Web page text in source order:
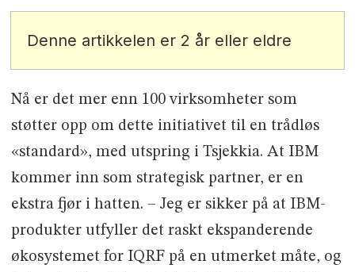
Denne artikkelen er 2 år eller eldre
Nå er det mer enn 100 virksomheter som
støtter opp om dette initiativet til en trådløs
«standard», med utspring i Tsjekkia. At IBM
kommer inn som strategisk partner, er en
ekstra fjør i hatten. – Jeg er sikker på at IBM-
produkter utfyller det raskt ekspanderende
økosystemet for IQRF på en utmerket måte, og